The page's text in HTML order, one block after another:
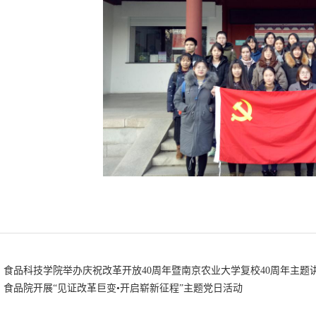
食品科技学院举办庆祝改革开放40周年暨南京农业大学复校40周年主题
食品院开展“见证改革巨变•开启崭新征程”主题党日活动